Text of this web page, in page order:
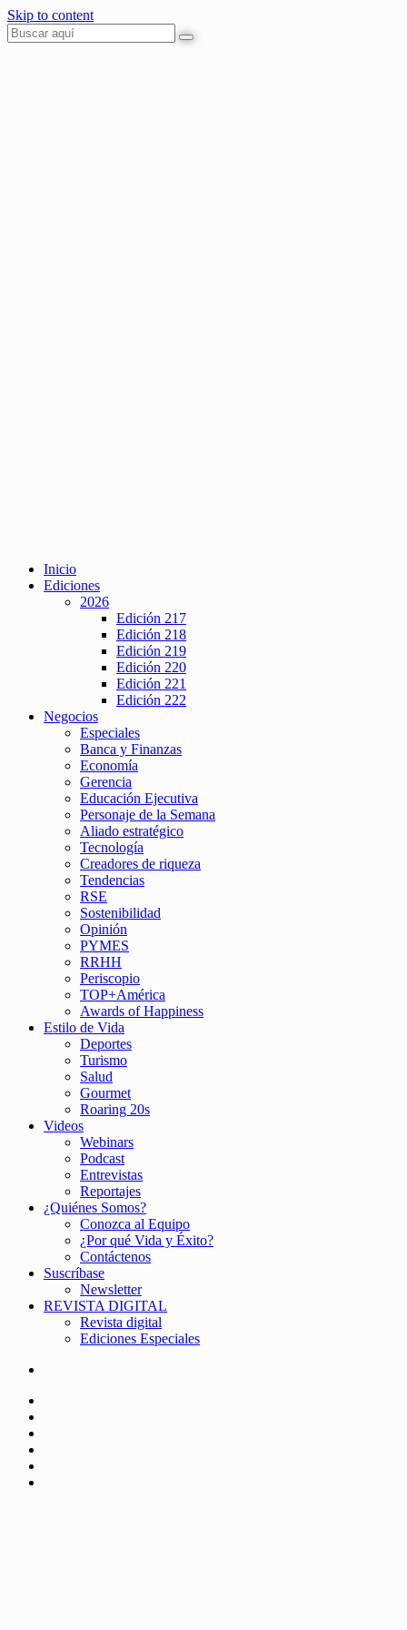
Skip to content
Inicio
Ediciones
2026
Edición 217
Edición 218
Edición 219
Edición 220
Edición 221
Edición 222
Negocios
Especiales
Banca y Finanzas
Economía
Gerencia
Educación Ejecutiva
Personaje de la Semana
Aliado estratégico
Tecnología
Creadores de riqueza
Tendencias
RSE
Sostenibilidad
Opinión
PYMES
RRHH
Periscopio
TOP+América
Awards of Happiness
Estilo de Vida
Deportes
Turismo
Salud
Gourmet
Roaring 20s
Videos
Webinars
Podcast
Entrevistas
Reportajes
¿Quiénes Somos?
Conozca al Equipo
¿Por qué Vida y Éxito?
Contáctenos
Suscríbase
Newsletter
REVISTA DIGITAL
Revista digital
Ediciones Especiales